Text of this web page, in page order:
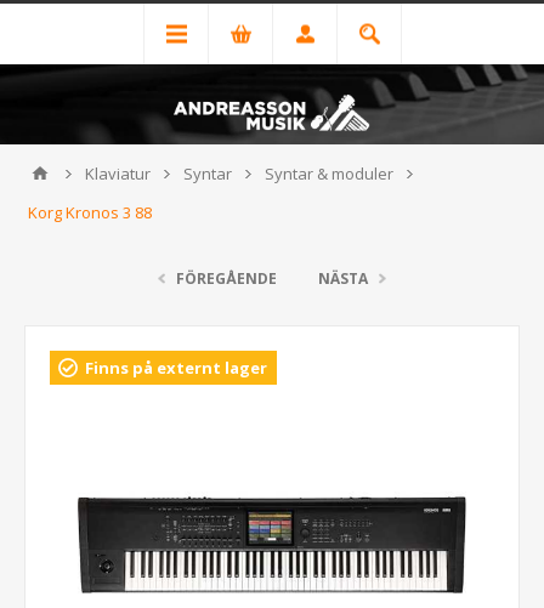
Klaviatur Syntar
Syntar & moduler
Korg Kronos 3 88
FÖREGÅENDE NÄSTA
Finns på externt lager